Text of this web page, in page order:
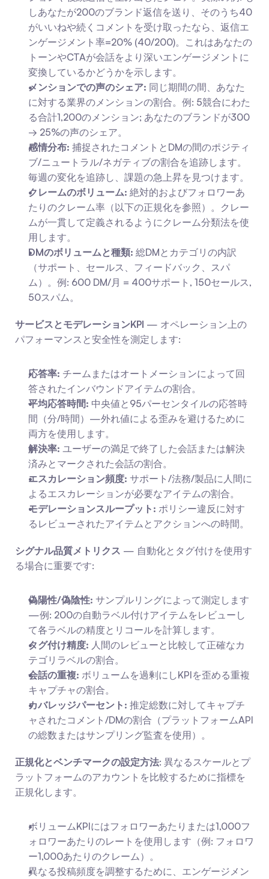
しあなたが200のブランド返信を送り、そのうち40
がいいねや続くコメントを受け取ったなら、返信エ
ンゲージメント率=20% (40/200)。これはあなたの
トーンやCTAが会話をより深いエンゲージメントに
変換しているかどうかを示します。
メンションでの声のシェア: 同じ期間の間、あなた
に対する業界のメンションの割合。例: 5競合にわた
る合計1,200のメンション; あなたのブランドが300
→ 25%の声のシェア。
感情分布: 捕捉されたコメントとDMの間のポジティ
ブ/ニュートラル/ネガティブの割合を追跡します。
毎週の変化を追跡し、課題の急上昇を見つけます。
クレームのボリューム: 絶対的およびフォロワーあ
たりのクレーム率（以下の正規化を参照）。クレー
ムが一貫して定義されるようにクレーム分類法を使
用します。
DMのボリュームと種類: 総DMとカテゴリの内訳
（サポート、セールス、フィードバック、スパ
ム）。例: 600 DM/月 = 400サポート, 150セールス,
50スパム。
サービスとモデレーションKPI — オペレーション上の
パフォーマンスと安全性を測定します:
応答率: チームまたはオートメーションによって回
答されたインバウンドアイテムの割合。
平均応答時間: 中央値と95パーセンタイルの応答時
間（分/時間）—外れ値による歪みを避けるために
両方を使用します。
解決率: ユーザーの満足で終了した会話または解決
済みとマークされた会話の割合。
エスカレーション頻度: サポート/法務/製品に人間に
よるエスカレーションが必要なアイテムの割合。
モデレーションスループット: ポリシー違反に対す
るレビューされたアイテムとアクションへの時間。
シグナル品質メトリクス — 自動化とタグ付けを使用す
る場合に重要です:
偽陽性/偽陰性: サンプルリングによって測定します
—例: 200の自動ラベル付けアイテムをレビューし
て各ラベルの精度とリコールを計算します。
タグ付け精度: 人間のレビューと比較して正確なカ
テゴリラベルの割合。
会話の重複: ボリュームを過剰にしKPIを歪める重複
キャプチャの割合。
カバレッジパーセント: 推定総数に対してキャプチ
ャされたコメント/DMの割合（プラットフォームAPI
の総数またはサンプリング監査を使用）。
正規化とベンチマークの設定方法: 異なるスケールとプ
ラットフォームのアカウントを比較するために指標を
正規化します。
ボリュームKPIにはフォロワーあたりまたは1,000フ
ォロワーあたりのレートを使用します（例: フォロワ
ー1,000あたりのクレーム）。
異なる投稿頻度を調整するために、エンゲージメン